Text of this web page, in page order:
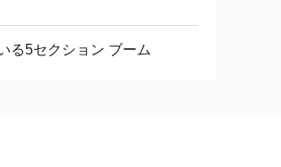
る5セクション ブーム